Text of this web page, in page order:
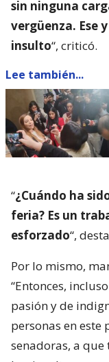
sin ninguna
vergüenza. Ese
insulto“, criticó.
Lee también...
“¿Cuándo ha
feria? Es un
esforzado“,
Por lo mismo,
“Entonces,
pasión y de
personas en este
senadoras, a